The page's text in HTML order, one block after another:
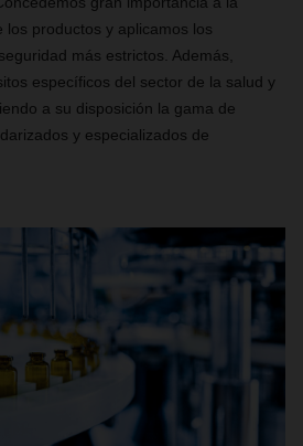
los productos y aplicamos los
más estrictos. Además,
específicos del sector de la salud y
a su disposición la gama de
y especializados de